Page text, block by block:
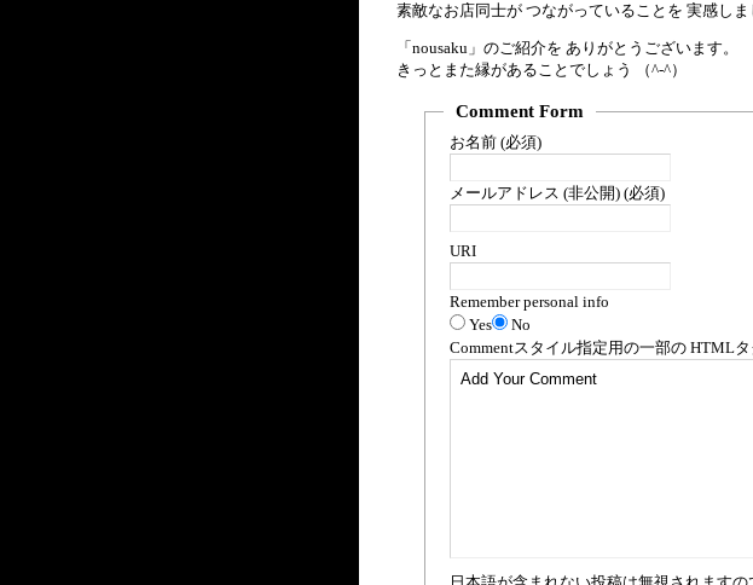
素敵なお店同士が つながっていることを 実感しま
「nousaku」のご紹介を ありがとうございます。
きっとまた縁があることでしょう （^-^）
Comment Form
お名前 (必須)
メールアドレス (非公開) (必須)
URI
Remember personal info
Yes
No
Commentスタイル指定用の一部の HTML